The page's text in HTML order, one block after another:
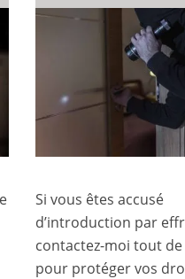
Si vous êtes accusé
d’introduction par
contactez-moi tout
pour protéger vos